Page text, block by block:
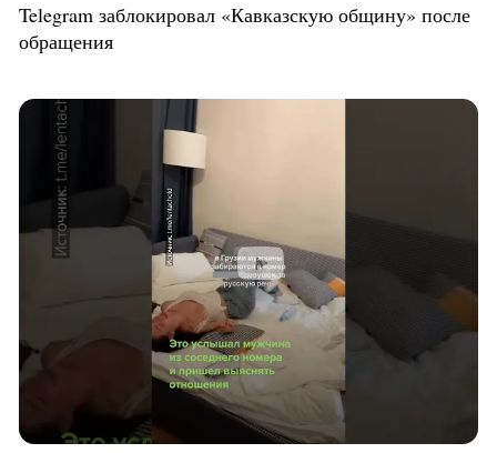
Telegram заблокировал «Кавказскую общину» после
обращения